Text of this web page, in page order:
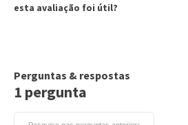
esta avaliação foi útil?
Perguntas & respostas
1 pergunta